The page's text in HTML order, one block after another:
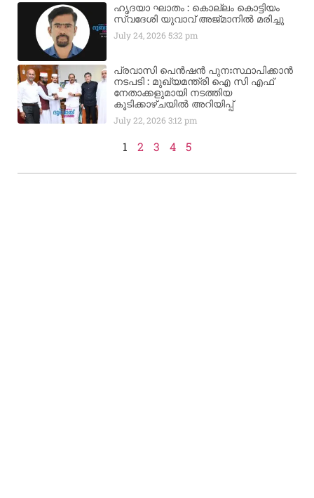
ഹൃദയാ ഘാതം : കൊല്ലം കൊട്ടിയം
സ്വദേശി യുവാവ് അജ്മാനിൽ മരിച്ചു
July 24, 20265:32 pm
പ്രവാസി പെൻഷൻ പുനഃസ്ഥാപിക്കാൻ
നടപടി : മുഖ്യമന്ത്രി ഐ സി എഫ്
നേതാക്കളുമായി നടത്തിയ
കൂടിക്കാഴ്ചയിൽ അറിയിപ്പ്
July 22, 20263:12 pm
1 2 3 4 5